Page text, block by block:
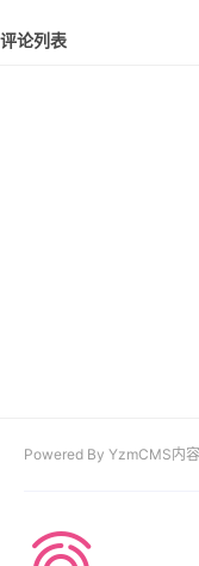
评论列表
Powered By YzmCMS内